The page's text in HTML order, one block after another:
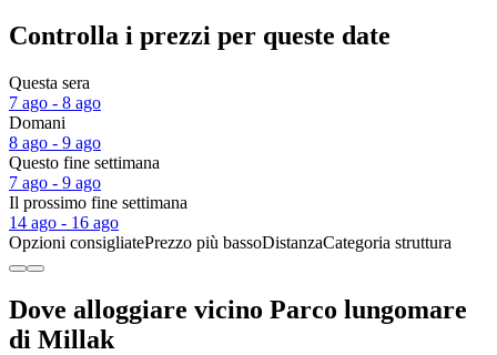
Controlla i prezzi per queste date
Questa sera
7 ago - 8 ago
Domani
8 ago - 9 ago
Questo fine settimana
7 ago - 9 ago
Il prossimo fine settimana
14 ago - 16 ago
Opzioni consigliatePrezzo più bassoDistanzaCategoria struttura
Dove alloggiare vicino Parco lungomare
di Millak